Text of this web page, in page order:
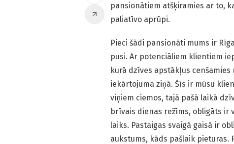
pansionātiem atšķiramies ar to,
paliatīvo aprūpi.
Pieci šādi pansionāti mums ir
pusi. Ar potenciāliem klientiem
kurā dzīves apstākļus
iekārtojuma ziņā. Šīs ir mūsu
viņiem ciemos, tajā pašā laikā
brīvais dienas režīms, obligāts ir
laiks. Pastaigas svaigā gaisā ir
aukstums, kāds pašlaik pieturas.